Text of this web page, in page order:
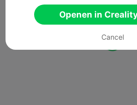
Openen in
Cancel